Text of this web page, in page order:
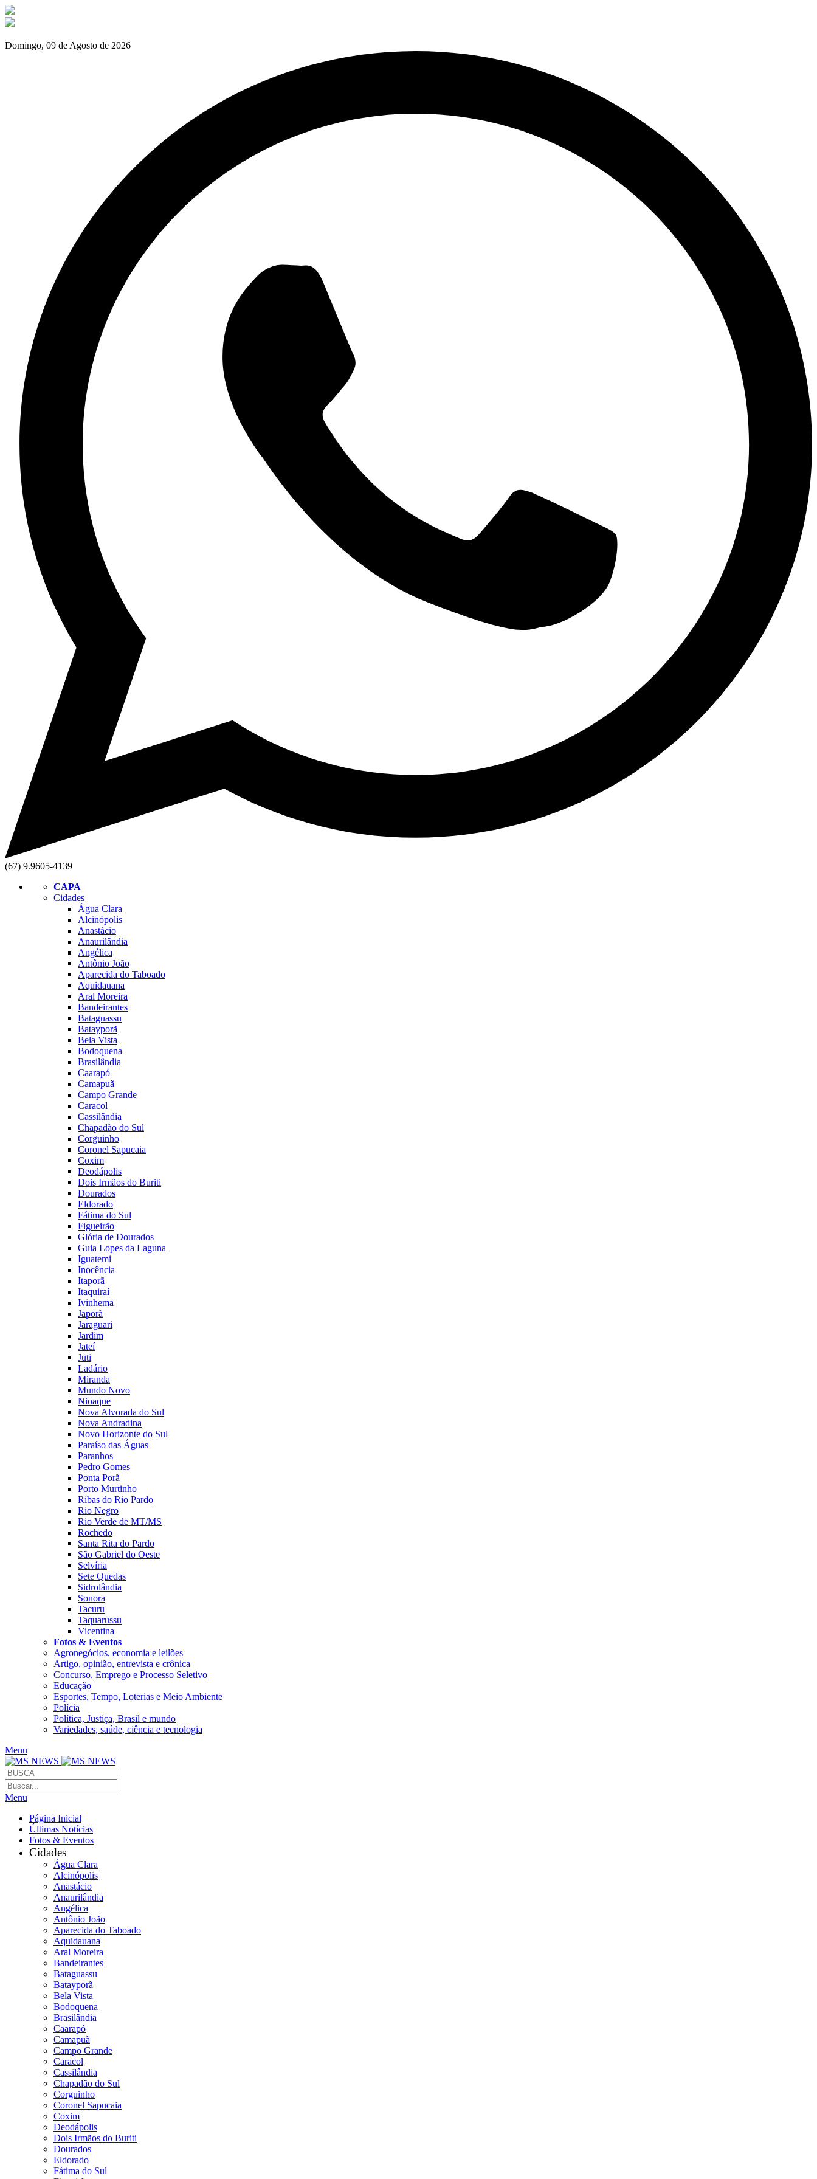
Domingo, 09 de Agosto de 2026
(67) 9.9605-4139
CAPA
Cidades
Água Clara
Alcinópolis
Anastácio
Anaurilândia
Angélica
Antônio João
Aparecida do Taboado
Aquidauana
Aral Moreira
Bandeirantes
Bataguassu
Batayporã
Bela Vista
Bodoquena
Brasilândia
Caarapó
Camapuã
Campo Grande
Caracol
Cassilândia
Chapadão do Sul
Corguinho
Coronel Sapucaia
Coxim
Deodápolis
Dois Irmãos do Buriti
Dourados
Eldorado
Fátima do Sul
Figueirão
Glória de Dourados
Guia Lopes da Laguna
Iguatemi
Inocência
Itaporã
Itaquiraí
Ivinhema
Japorã
Jaraguari
Jardim
Jateí
Juti
Ladário
Miranda
Mundo Novo
Nioaque
Nova Alvorada do Sul
Nova Andradina
Novo Horizonte do Sul
Paraíso das Águas
Paranhos
Pedro Gomes
Ponta Porã
Porto Murtinho
Ribas do Rio Pardo
Rio Negro
Rio Verde de MT/MS
Rochedo
Santa Rita do Pardo
São Gabriel do Oeste
Selvíria
Sete Quedas
Sidrolândia
Sonora
Tacuru
Taquarussu
Vicentina
Fotos & Eventos
Agronegócios, economia e leilões
Artigo, opinião, entrevista e crônica
Concurso, Emprego e Processo Seletivo
Educação
Esportes, Tempo, Loterias e Meio Ambiente
Polícia
Política, Justiça, Brasil e mundo
Variedades, saúde, ciência e tecnologia
Menu
Menu
Página Inicial
Últimas Notícias
Fotos & Eventos
Cidades
Água Clara
Alcinópolis
Anastácio
Anaurilândia
Angélica
Antônio João
Aparecida do Taboado
Aquidauana
Aral Moreira
Bandeirantes
Bataguassu
Batayporã
Bela Vista
Bodoquena
Brasilândia
Caarapó
Camapuã
Campo Grande
Caracol
Cassilândia
Chapadão do Sul
Corguinho
Coronel Sapucaia
Coxim
Deodápolis
Dois Irmãos do Buriti
Dourados
Eldorado
Fátima do Sul